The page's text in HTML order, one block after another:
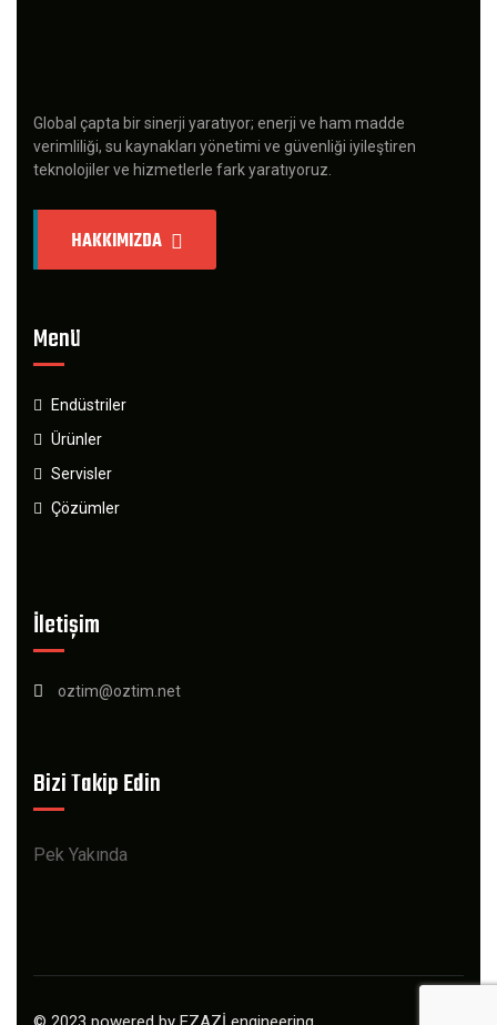
Global çapta bir sinerji yaratıyor; enerji ve ham madde
verimliliği, su kaynakları yönetimi ve güvenliği iyileştiren
teknolojiler ve hizmetlerle fark yaratıyoruz.
HAKKIMIZDA
Menü
Endüstriler
Ürünler
Servisler
Çözümler
İletişim
oztim@oztim.net
Bizi Takip Edin
Pek Yakında